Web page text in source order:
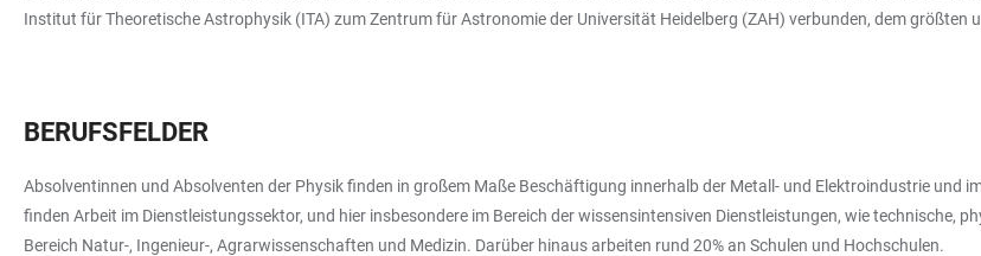
Institut für Theoretische Astrophysik (ITA) zum Zentrum für Astronomie der Universität Heidelberg (ZAH) verbunden, dem größten
BERUFSFELDER
Absolventinnen und Absolventen der Physik finden in großem Maße Beschäftigung innerhalb der Metall- und Elektroindustrie und
finden Arbeit im Dienstleistungssektor, und hier insbesondere im Bereich der wissensintensiven Dienstleistungen, wie technische,
Bereich Natur-, Ingenieur-, Agrarwissenschaften und Medizin. Darüber hinaus arbeiten rund 20% an Schulen und Hochschulen.